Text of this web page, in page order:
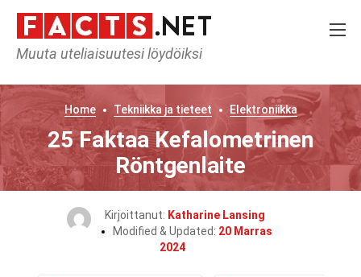
Muuta uteliaisuutesi löydöiksi
Home Tekniikka ja tieteet Elektroniikka
25 Faktaa Kefalometrinen
Röntgenlaite
Kirjoittanut: Katharine Lansing
Modified & Updated: 20 Marras
2024